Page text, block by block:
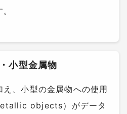
小型金属物
、小型の金属物への使用
objects）がデータ